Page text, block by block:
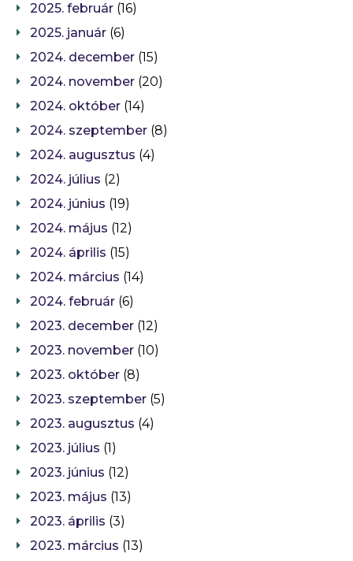
2025. február (16)
2025. január (6)
2024. december (15)
2024. november (20)
2024. október (14)
2024. szeptember (8)
2024. augusztus (4)
2024. július (2)
2024. június (19)
2024. május (12)
2024. április (15)
2024. március (14)
2024. február (6)
2023. december (12)
2023. november (10)
2023. október (8)
2023. szeptember (5)
2023. augusztus (4)
2023. július (1)
2023. június (12)
2023. május (13)
2023. április (3)
2023. március (13)